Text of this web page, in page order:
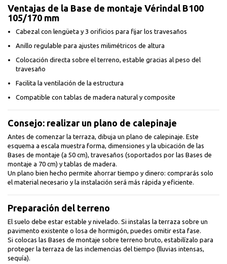
Ventajas de la Base de montaje Vérindal B100
105/170 mm
Cabezal con lengüeta y 3 orificios para fijar los travesaños
Anillo regulable para ajustes milimétricos de altura
Colocación directa sobre el terreno, estable gracias al peso del
travesaño
Facilita la ventilación de la estructura
Compatible con tablas de madera natural y composite
Consejo: realizar un plano de calepinaje
Antes de comenzar la terraza, dibuja un plano de calepinaje. Este
esquema a escala muestra forma, dimensiones y la ubicación de las
Bases de montaje (a 50 cm), travesaños (soportados por las Bases de
montaje a 70 cm) y tablas de madera.
Un plano bien hecho permite ahorrar tiempo y dinero: comprarás solo
el material necesario y la instalación será más rápida y eficiente.
Preparación del terreno
El suelo debe estar estable y nivelado. Si instalas la terraza sobre un
pavimento existente o losa de hormigón, puedes omitir esta fase.
Si colocas las Bases de montaje sobre terreno bruto, estabilízalo para
proteger la terraza de las inclemencias del tiempo (lluvias intensas,
sequía).